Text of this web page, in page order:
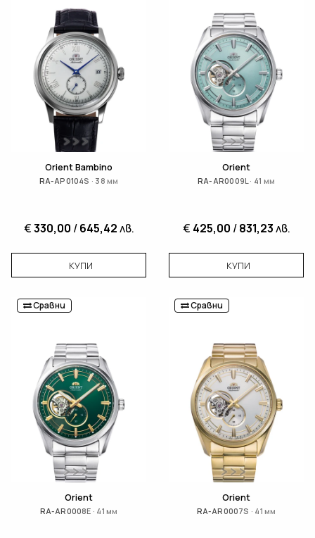
Orient Bambino
RA-AP0104S · 38 мм
€330,00 /645,42лв.
КУПИ
Orient
RA-AR0009L · 41 мм
€ 425,00 /831,23лв.
КУПИ
Сравни
Orient
RA-AR0008E · 41 мм
Сравни
Orient
RA-AR0007S · 41 мм